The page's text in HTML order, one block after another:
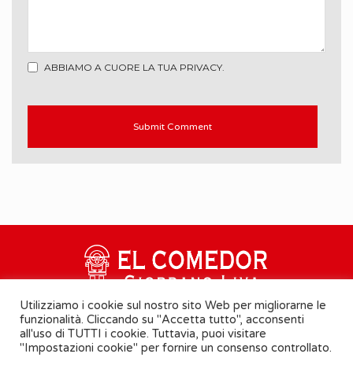
ABBIAMO A CUORE LA TUA PRIVACY.
Utilizziamo i cookie sul nostro sito Web per migliorarne le
funzionalità. Cliccando su "Accetta tutto", acconsenti
all'uso di TUTTI i cookie. Tuttavia, puoi visitare
"Impostazioni cookie" per fornire un consenso controllato.